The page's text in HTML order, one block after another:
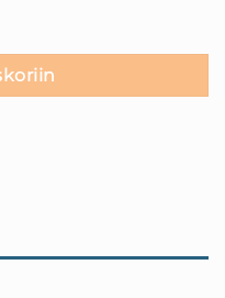
M, L koot määrä